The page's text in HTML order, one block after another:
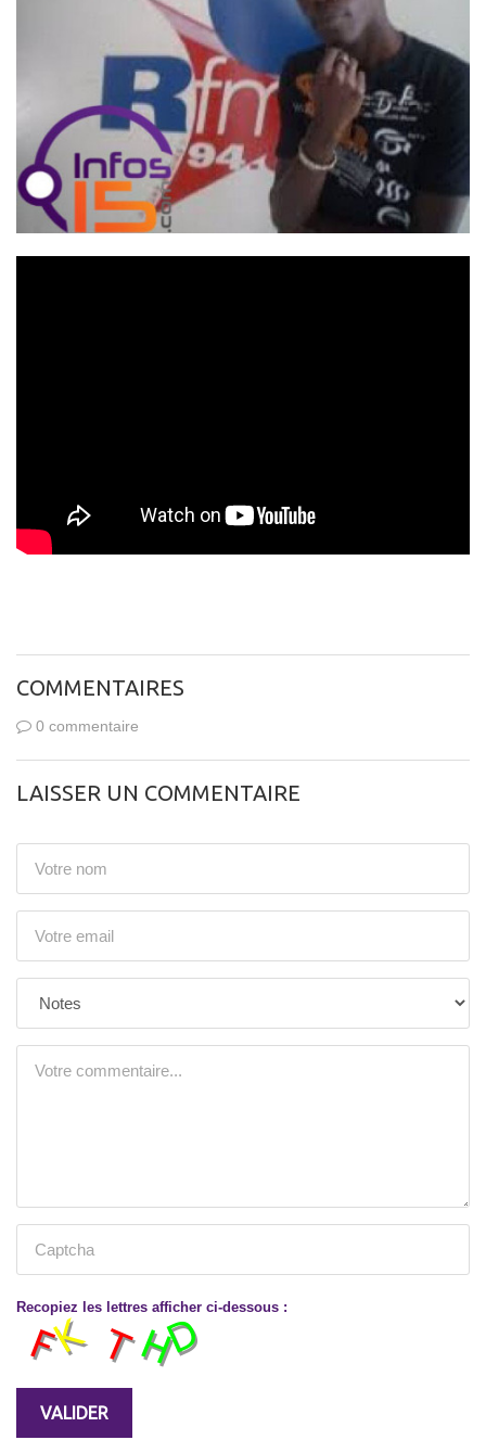
COMMENTAIRES
0 commentaire
LAISSER UN COMMENTAIRE
Recopiez les lettres afficher ci-dessous :